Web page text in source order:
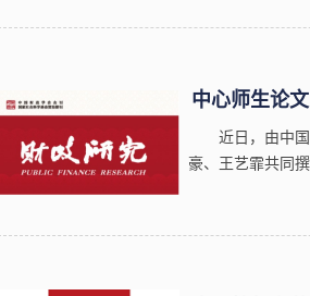
中心师生论
近日，由中
豪、王艺霏共同